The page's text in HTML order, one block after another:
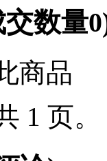
数量0
商品
1 页。